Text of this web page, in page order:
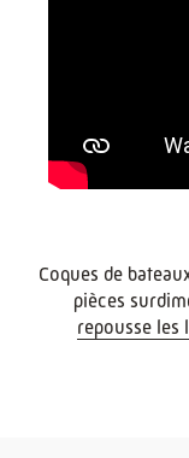
Coques de
pièces
repousse les